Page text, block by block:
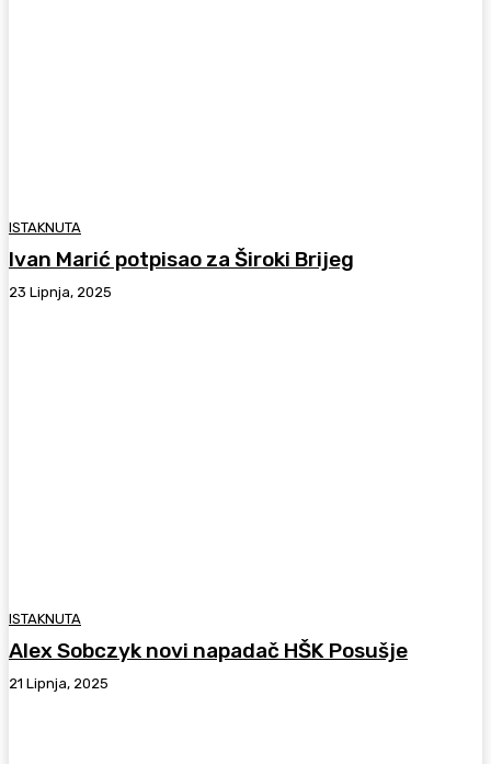
ISTAKNUTA
Ivan Marić potpisao za Široki Brijeg
23 Lipnja, 2025
ISTAKNUTA
Alex Sobczyk novi napadač HŠK Posušje
21 Lipnja, 2025